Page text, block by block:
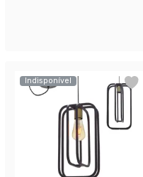
Indisponível